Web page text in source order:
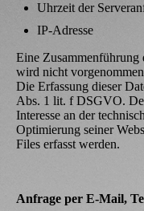
Uhrzeit der
IP-Adresse
Eine Zusammenführung
wird nicht
Die Erfassung dieser
Abs. 1 lit. f DSGVO.
Interesse an der
Optimierung seiner
Files erfasst werden.
Anfrage per E-Mail,